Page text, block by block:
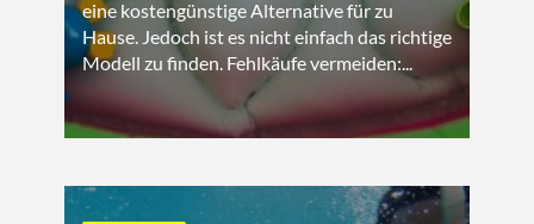
eine kostengünstige Alternative für zu
Hause. Jedoch ist es nicht einfach das richtige
Modell zu finden. Fehlkäufe vermeiden:...